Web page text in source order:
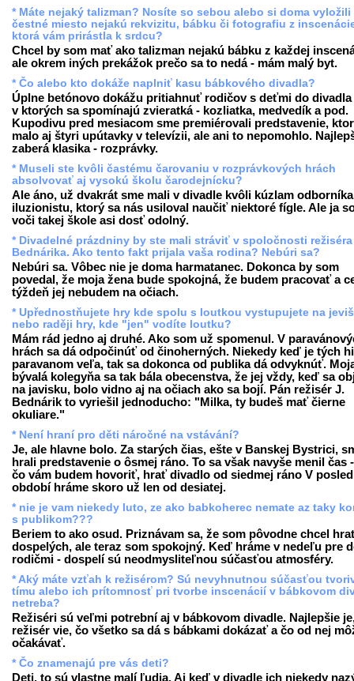
* Máte nejaký talizman? Nosíte so sebou alebo si doma vyložili
čestné miesto nejakú rekvizitu, bábku či fotografiu z
ktorá vám prirástla k srdcu?
Chcel by som mať ako talizman nejakú bábku z každej
ale okrem iných prekážok prečo sa to nedá - mám malý byt.
* Čo alebo kto dokáže naplniť kasu bábkového divadla?
Úplne betónovo dokážu pritiahnuť rodičov s deťmi do
v ktorých sa spomínajú zvieratká - kozliatka, medvedík a pod.
Kupodivu pred mesiacom sme premiérovali predstavenie,
malo aj štyri upútavky v televízii, ale ani to nepomohlo.
zaberá klasika - rozprávky.
* Museli ste kvôli častému čarovaniu v rozprávkových hrách
absolvovať aj vysokú školu čarodejnícku?
Ale áno, už dvakrát sme mali v divadle kvôli kúzlam odborníka
iluzionistu, ktorý sa nás usiloval naučiť niektoré fígle. Ale ja
voči takej škole asi dosť odolný.
* Divadelné prázdniny by ste mali stráviť v spoločnosti režiséra
Bednárika. Ako tento fakt prijala vaša rodina? Nebúri sa?
Nebúri sa. Vôbec nie je doma harmatanec. Dokonca by som
povedal, že moja žena bude spokojná, že budem pracovať a
týždeň jej nebudem na očiach.
* Upřednostňujete hry kde spolu s loutkou vystupujete na
nebo raději hry, kde "jen" vodíte loutku?
Mám rád jedno aj druhé. Ako som už spomenul. V
hrách sa dá odpočinúť od činoherných. Niekedy keď je tých
paravanom veľa, tak sa dokonca od publika dá odvyknúť.
bývalá kolegyňa sa tak bála obecenstva, že jej vždy, keď sa
na javisku, bolo vidno aj na očiach ako sa bojí. Pán režisér J.
Bednárik to vyriešil jednoducho: "Milka, ty budeš mať čierne
okuliare."
* Není hraní pro děti náročné na vstávání?
Je, ale hlavne bolo. Za starých čias, ešte v Banskej Bystrici,
hrali predstavenie o ôsmej ráno. To sa však navyše menil čas
čo vám budem hovoriť, hrať divadlo od siedmej ráno V
období hráme skoro už len od desiatej.
* nie je vam niekedy luto, ze ako babkoherec nemate az taky
s publikom???
Beriem to ako osud. Priznávam sa, že som pôvodne chcel
dospelých, ale teraz som spokojný. Keď hráme v nedeľu pre
rodičmi - dospelí sú neodmysliteľnou súčasťou atmosféry.
* Aký máte vzťah k režisérom? Sú nevyhnutnou súčasťou
tímu alebo ich prítomnosť pri tvorbe inscenácií v bábkovom
netreba?
Režiséri sú veľmi potrební aj v bábkovom divadle. Najlepšie
režisér vie, čo všetko sa dá s bábkami dokázať a čo od nej
očakávať.
* Čo znamenajú pre vás deti?
Deti, to sú vlastne malí ľudia. Aj keď v divadle ich niekedy